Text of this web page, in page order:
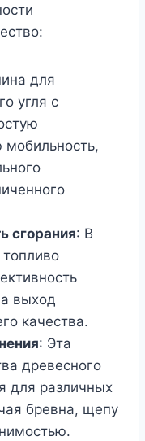
для
угля с
сгорания: В
выход
качества.
: Эта
древесного
для различных
бревна, щепу